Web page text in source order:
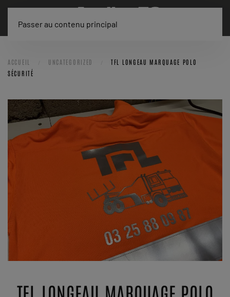
Passer au contenu principal
ACCUEIL UNCATEGORIZED
TFL LONGEAU MARQUAGE POLO
SÉCURITÉ
TFL LONGEAU MARQUAGE POLO